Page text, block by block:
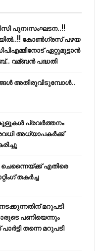
പുനഃസംഘടന..!!
കോണ്‍ഗ്രസ് പഴയ
ഏറ്റുമുട്ടാന്‍
വമ്ബന്‍ പദ്ധതി
അതിരുവിടുമ്പോൾ..
പ്രവര്‍ത്തനം
അധ്യാപകര്‍ക്ക്
എതിരെ
തകർച്ച
മറുപടി
പണിയെന്നും
തന്നെ മറുപടി